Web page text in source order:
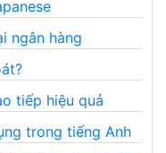
ngân hàng
tiếp hiệu quả
trong tiếng Anh